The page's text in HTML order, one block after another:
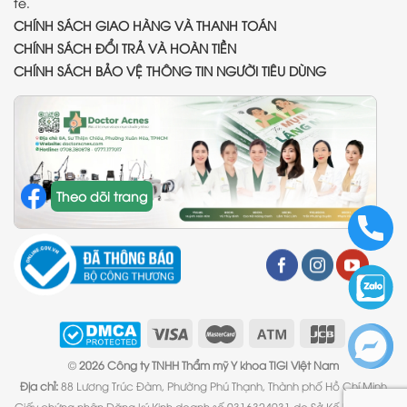
CHÍNH SÁCH GIAO HÀNG VÀ THANH TOÁN
CHÍNH SÁCH ĐỔI TRẢ VÀ HOÀN TIỀN
CHÍNH SÁCH BẢO VỆ THÔNG TIN NGƯỜI TIÊU DÙNG
Theo dõi trang
©2026 Công ty TNHH Thẩm mỹ Y khoa TIGI Việt Nam
Địa chỉ:88 Lương Trúc Đàm, Phường Phú Thạnh, Thành phố Hồ Chí Minh